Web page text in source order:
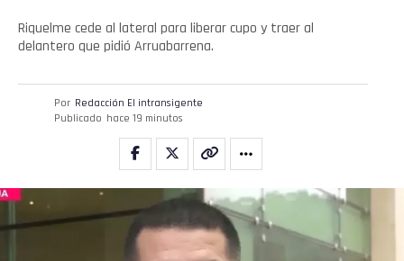
Riquelme cede al lateral para liberar cupo y traer al
delantero que pidió Arruabarrena.
Por Redacción El intransigente
Publicado hace 19 minutos